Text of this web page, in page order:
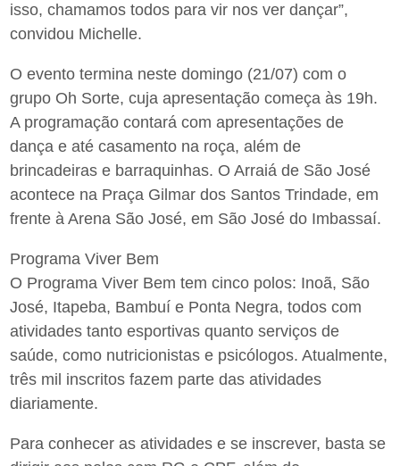
isso, chamamos todos para vir nos ver dançar”,
convidou Michelle.
O evento termina neste domingo (21/07) com o
grupo Oh Sorte, cuja apresentação começa às 19h.
A programação contará com apresentações de
dança e até casamento na roça, além de
brincadeiras e barraquinhas. O Arraiá de São José
acontece na Praça Gilmar dos Santos Trindade, em
frente à Arena São José, em São José do Imbassaí.
Programa Viver Bem
O Programa Viver Bem tem cinco polos: Inoã, São
José, Itapeba, Bambuí e Ponta Negra, todos com
atividades tanto esportivas quanto serviços de
saúde, como nutricionistas e psicólogos. Atualmente,
três mil inscritos fazem parte das atividades
diariamente.
Para conhecer as atividades e se inscrever, basta se